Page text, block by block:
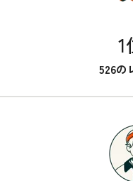
1
526の